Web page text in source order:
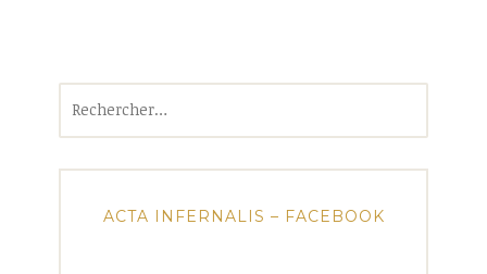
ACTA INFERNALIS – FACEBOOK